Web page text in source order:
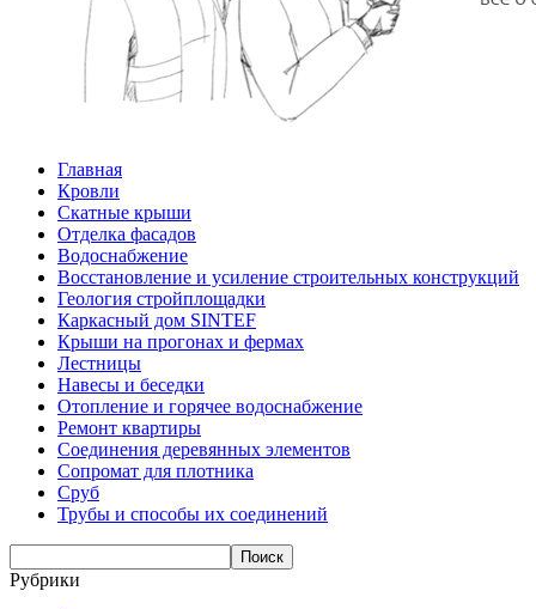
Главная
Кровли
Скатные крыши
Отделка фасадов
Водоснабжение
Восстановление и усиление строительных конструкций
Геология стройплощадки
Каркасный дом SINTEF
Крыши на прогонах и фермах
Лестницы
Навесы и беседки
Отопление и горячее водоснабжение
Ремонт квартиры
Соединения деревянных элементов
Сопромат для плотника
Сруб
Трубы и способы их соединений
Рубрики